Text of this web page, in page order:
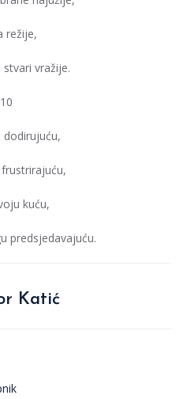
režije,
vražije.
10
dodirujuću,
kuću,
predsjedavajuću.
Katić